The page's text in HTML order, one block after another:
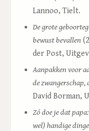
Lannoo, Tielt.
De grote
bewust bevallen
der Post,
Aanpakken voor
de
David Borman,
Zó doe je dat
wel) handige